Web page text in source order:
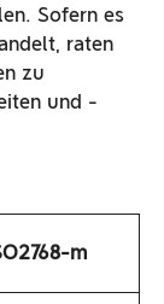
Sofern es
raten
zu
und -
m